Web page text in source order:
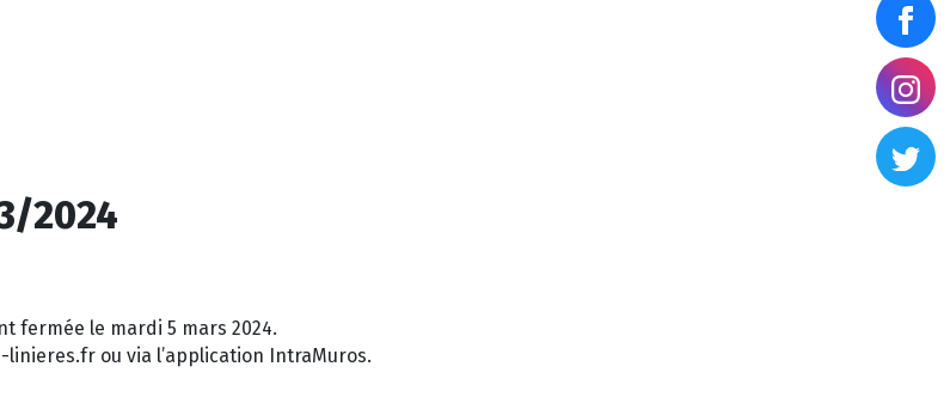
2024
fermée le mardi 5 mars 2024.
ou via l’application IntraMuros.